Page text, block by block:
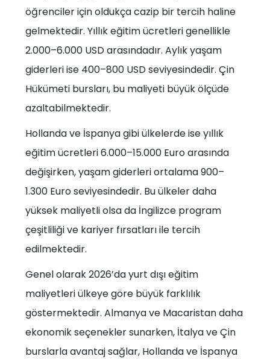
öğrenciler için oldukça cazip bir tercih haline
gelmektedir. Yıllık eğitim ücretleri genellikle
2.000–6.000 USD arasındadır. Aylık yaşam
giderleri ise 400–800 USD seviyesindedir. Çin
Hükümeti bursları, bu maliyeti büyük ölçüde
azaltabilmektedir.
Hollanda ve İspanya gibi ülkelerde ise yıllık
eğitim ücretleri 6.000–15.000 Euro arasında
değişirken, yaşam giderleri ortalama 900–
1.300 Euro seviyesindedir. Bu ülkeler daha
yüksek maliyetli olsa da İngilizce program
çeşitliliği ve kariyer fırsatları ile tercih
edilmektedir.
Genel olarak 2026’da yurt dışı eğitim
maliyetleri ülkeye göre büyük farklılık
göstermektedir. Almanya ve Macaristan daha
ekonomik seçenekler sunarken, İtalya ve Çin
burslarla avantaj sağlar, Hollanda ve İspanya